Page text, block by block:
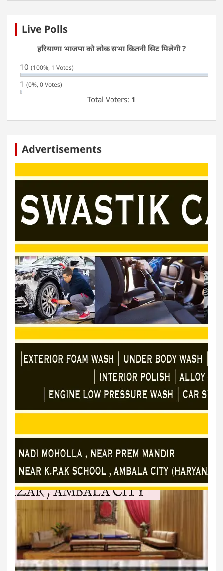
Live Polls
हरियाणा भाजपा को लोक सभा कितनी सिट मिलेगी ?
10 (100%, 1 Votes)
1 (0%, 0 Votes)
Total Voters: 1
Advertisements